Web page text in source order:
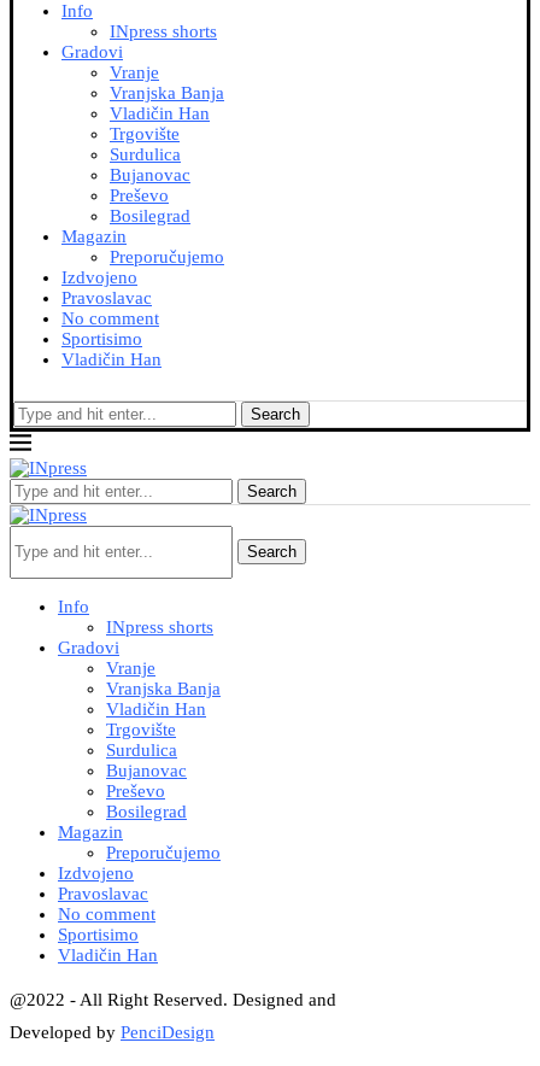
Info
INpress shorts
Gradovi
Vranje
Vranjska Banja
Vladičin Han
Trgovište
Surdulica
Bujanovac
Preševo
Bosilegrad
Magazin
Preporučujemo
Izdvojeno
Pravoslavac
No comment
Sportisimo
Vladičin Han
Search
Search
Search
Info
INpress shorts
Gradovi
Vranje
Vranjska Banja
Vladičin Han
Trgovište
Surdulica
Bujanovac
Preševo
Bosilegrad
Magazin
Preporučujemo
Izdvojeno
Pravoslavac
No comment
Sportisimo
Vladičin Han
@2022 - All Right Reserved. Designed and
Developed by PenciDesign